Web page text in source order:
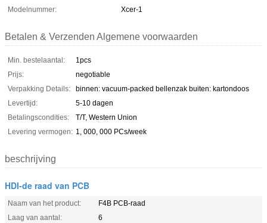
Modelnummer:
Xcer-1
Betalen & Verzenden Algemene voorwaarden
Min. bestelaantal:
1pcs
Prijs:
negotiable
Verpakking Details:
binnen: vacuum-packed bellenzak buiten: kartondoos
Levertijd:
5-10 dagen
Betalingscondities:
T/T, Western Union
Levering vermogen: 1, 000, 000 PCs/week
beschrijving
HDI-de raad van PCB
Naam van het product:
F4B PCB-raad
Laag van aantal:
6